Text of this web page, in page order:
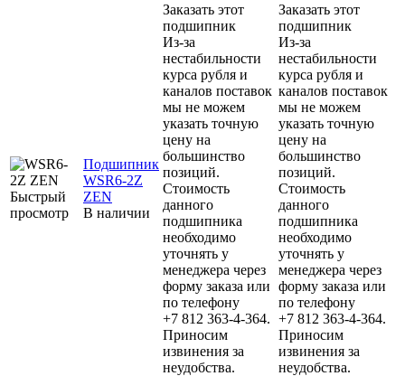
Быстрый
просмотр
Подшипник
WSR6-2Z
ZEN
В наличии
Заказать этот
подшипник
Из-за
нестабильности
курса рубля и
каналов поставок
мы не можем
указать точную
цену на
большинство
позиций.
Стоимость
данного
подшипника
необходимо
уточнять у
менеджера через
форму заказа или
по телефону
+7 812 363-4-364.
Приносим
извинения за
неудобства.
Заказать этот
подшипник
Из-за
нестабильности
курса рубля и
каналов поставок
мы не можем
указать точную
цену на
большинство
позиций.
Стоимость
данного
подшипника
необходимо
уточнять у
менеджера через
форму заказа или
по телефону
+7 812 363-4-364.
Приносим
извинения за
неудобства.